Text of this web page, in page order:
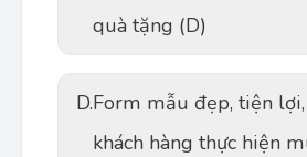
quà tặng (D)
D.Form mẫu đẹp, tiện
khách hàng thực hiện